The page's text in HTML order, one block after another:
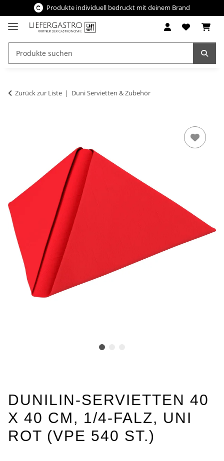
Produkte individuell bedruckt mit deinem Brand
Zurück zur Liste Duni Servietten & Zubehör
DUNILIN-SERVIETTEN 40
X 40 CM, 1/4-FALZ, UNI
ROT (VPE 540 ST.)